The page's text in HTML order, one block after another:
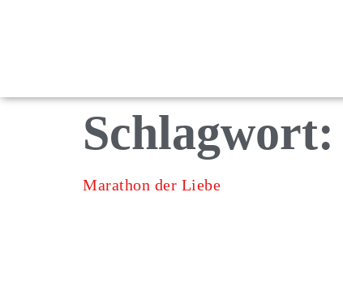
Schlagwort:
Marathon der Liebe